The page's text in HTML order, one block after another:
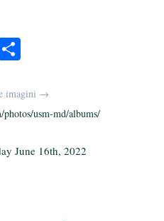
re
imagini →
usm-md/albums/
June 16th, 2022